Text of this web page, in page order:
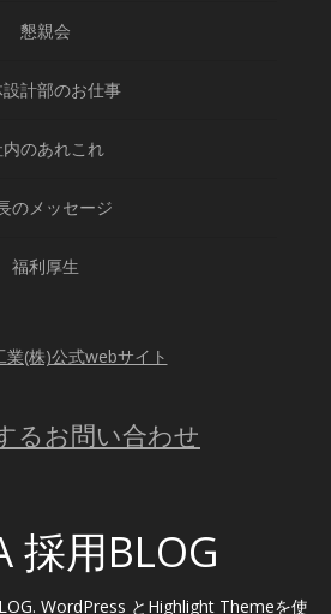
懇親会
計部のお仕事
のあれこれ
のメッセージ
福利厚生
業(株)公式webサイト
るお問い合わせ
採用BLOG
WordPress と Highlight Themeを使